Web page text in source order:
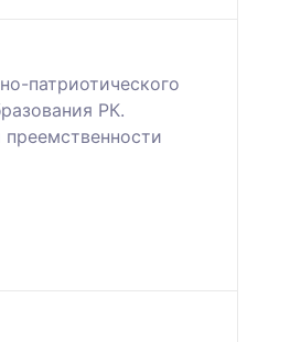
патриотического
РК.